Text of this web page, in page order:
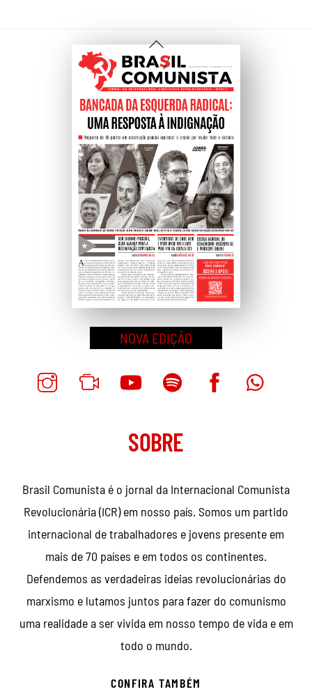
Voltar
Ao
Topo
NOVA EDIÇÃO
SOBRE
Brasil Comunista é o jornal da Internacional Comunista
Revolucionária (ICR) em nosso país. Somos um partido
internacional de trabalhadores e jovens presente em
mais de 70 países e em todos os continentes.
Defendemos as verdadeiras ideias revolucionárias do
marxismo e lutamos juntos para fazer do comunismo
uma realidade a ser vivida em nosso tempo de vida e em
todo o mundo.
CONFIRA TAMBÉM